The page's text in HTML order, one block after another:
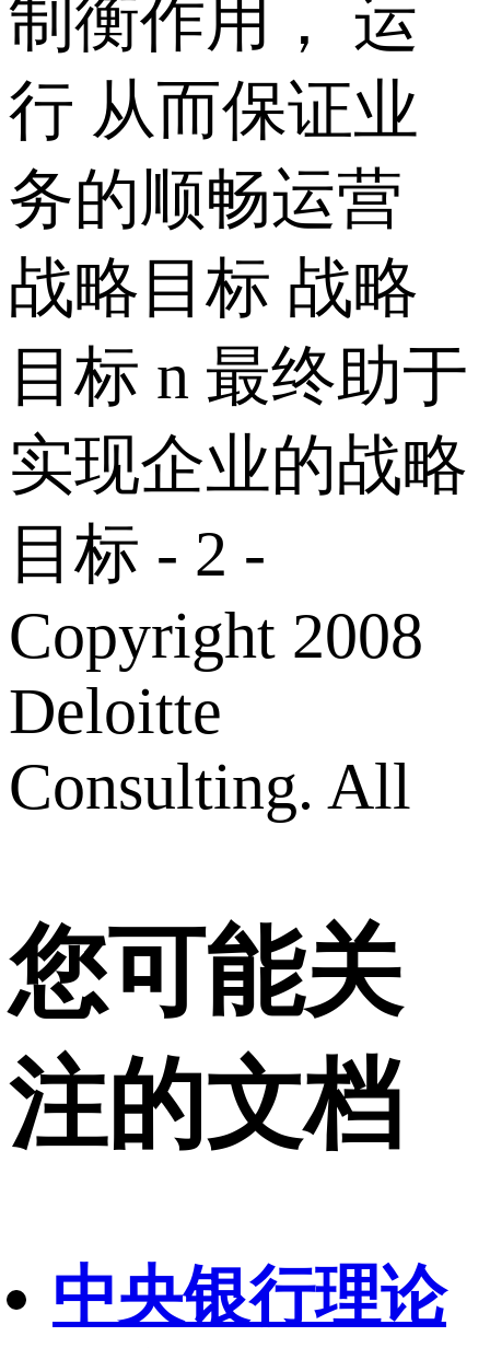
制衡作用， 运
行 从而保证业
务的顺畅运营
战略目标 战略
目标 n 最终助于
实现企业的战略
目标 - 2 -
Copyright 2008
Deloitte
Consulting. All
您可能关
注的文档
中央银行理论